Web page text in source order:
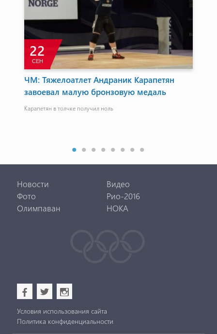
22
СЕН
ЧМ: Тяжелоатлет Андраник Карапетян
завоевал малую бронзовую медаль
Карапетян в толчке получил ноль
Новости
Видео
Фото
Рио-2016
Олимпаван
НОКА
b a x
Условия использования сайта
Политика конфиденциальности